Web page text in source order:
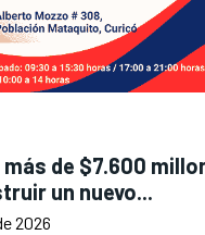
de $7.600
un nuevo...
2026